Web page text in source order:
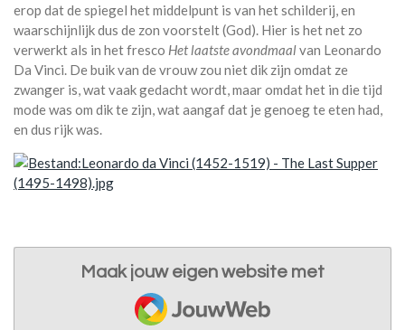
erop dat de spiegel het middelpunt is van het schilderij, en
waarschijnlijk dus de zon voorstelt (God). Hier is het net zo
verwerkt als in het fresco Het laatste avondmaalvan Leonardo
Da Vinci. De buik van de vrouw zou niet dik zijn omdat ze
zwanger is, wat vaak gedacht wordt, maar omdat het in die tijd
mode was om dik te zijn, wat aangaf dat je genoeg te eten had,
en dus rijk was.
Maak jouw eigen website met
JouwWeb